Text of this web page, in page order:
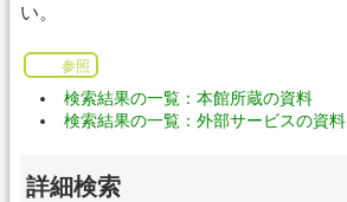
い。
参照
検索結果の一覧：本館所蔵の資料
検索結果の一覧：外部サービスの資料
詳細検索